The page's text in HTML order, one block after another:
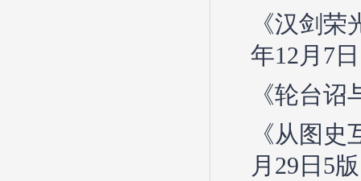
《汉剑
年12月7
《轮台
《从图
月29日5版